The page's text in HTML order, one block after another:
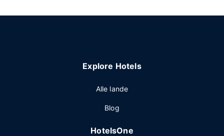
Explore Hotels
Alle lande
Blog
HotelsOne